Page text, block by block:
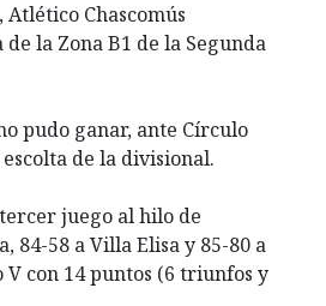
Chascomús
la Zona B1 de la Segunda
pudo ganar, ante Círculo
de la divisional.
juego al hilo de
84-58 a Villa Elisa y 85-80 a
con 14 puntos (6 triunfos y